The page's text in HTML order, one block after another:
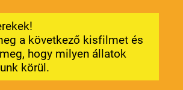
a következő kisfilmet és
hogy milyen állatok
körül.